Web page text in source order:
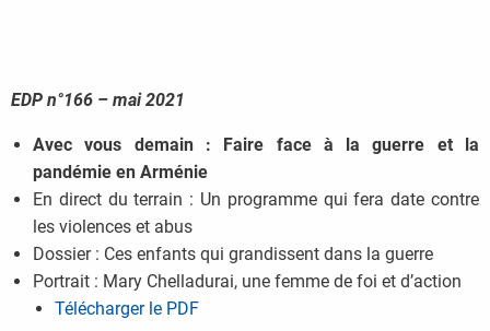
EDP n°166 – mai 2021
Avec vous demain : Faire face à la guerre et la
pandémie en Arménie
En direct du terrain : Un programme qui fera date contre
les violences et abus
Dossier : Ces enfants qui grandissent dans la guerre
Portrait : Mary Chelladurai, une femme de foi et d’action
Télécharger le PDF